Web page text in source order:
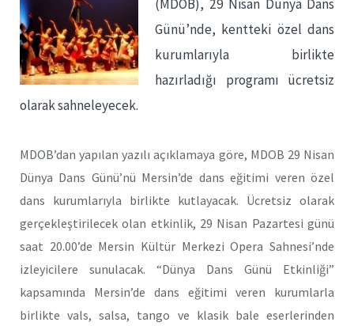
(MDOB), 29 Nisan Dünya Dans
Günü’nde, kentteki özel dans
kurumlarıyla birlikte
hazırladığı programı ücretsiz
olarak sahneleyecek.
MDOB’dan yapılan yazılı açıklamaya göre, MDOB 29 Nisan
Dünya Dans Günü’nü Mersin’de dans eğitimi veren özel
dans kurumlarıyla birlikte kutlayacak. Ücretsiz olarak
gerçekleştirilecek olan etkinlik, 29 Nisan Pazartesi günü
saat 20.00’de Mersin Kültür Merkezi Opera Sahnesi’nde
izleyicilere sunulacak. “Dünya Dans Günü Etkinliği”
kapsamında Mersin’de dans eğitimi veren kurumlarla
birlikte vals, salsa, tango ve klasik bale eserlerinden